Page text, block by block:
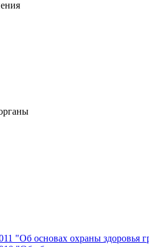
"Об основах охраны здоровья